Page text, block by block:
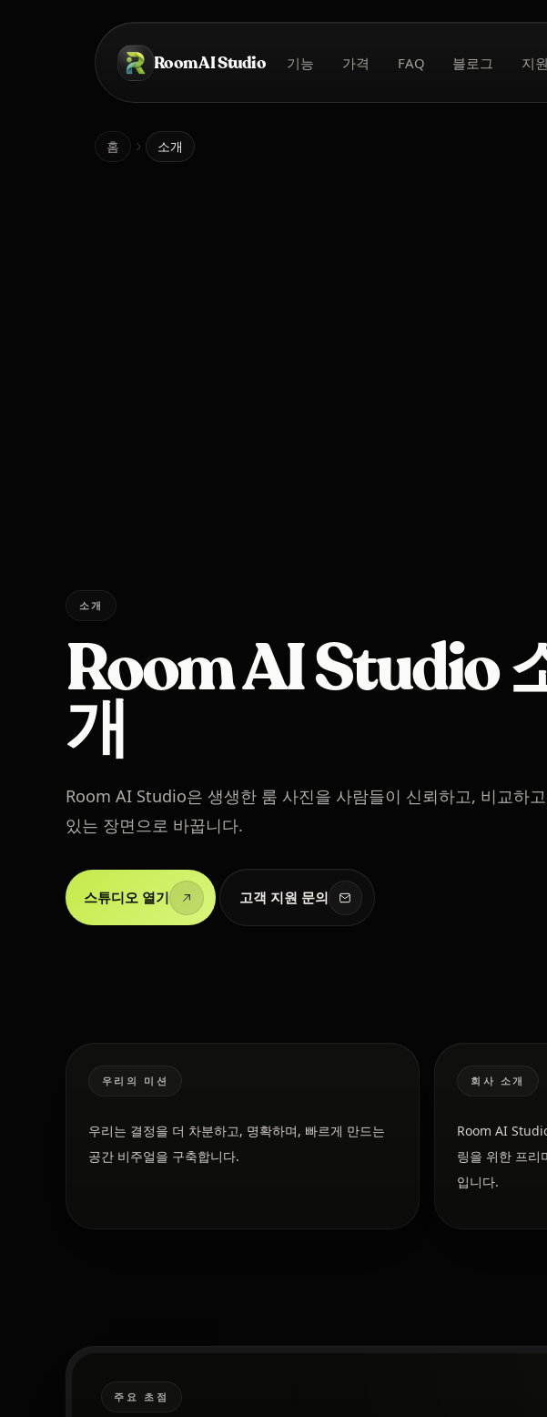
Room AI Studio
홈 기능 가격 FAQ 블로그 지원
홈 소개
소개
Room AI Studio
개
Room AI Studio은 생생한 룸 사진을 사람들이 신뢰하고, 비교하
있는 장면으로 바꿉니다.
스튜디오 열기 고객 지원 문의
우리의 미션
우리는 결정을 더 차분하고, 명확하며, 빠르게 만드는
공간 비주얼을 구축합니다.
회사 소개
Room AI
링을 위한 프리
입니다.
주요 초점